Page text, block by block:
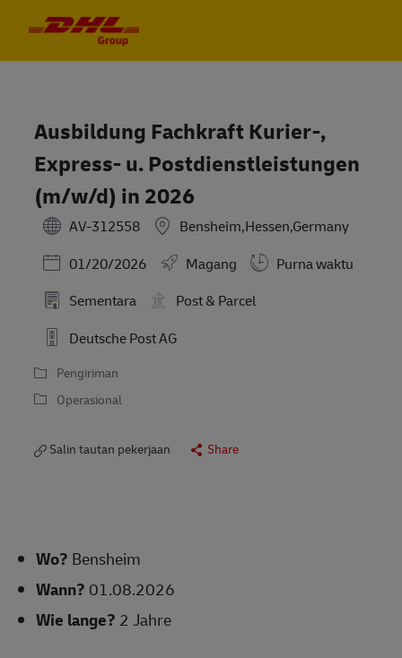
Ausbildung Fachkraft Kurier-,
Express- u. Postdienstleistungen
(m/w/d) in 2026
AV-312558
Bensheim,Hessen,Germany
Posted Date
01/20/2026 Magang
Purna waktu
Sementara
Post & Parcel
Deutsche Post AG
Pengiriman
Operasional
Salin tautan pekerjaan Share
Wo? Bensheim
Wann? 01.08.2026
Wie lange? 2 Jahre